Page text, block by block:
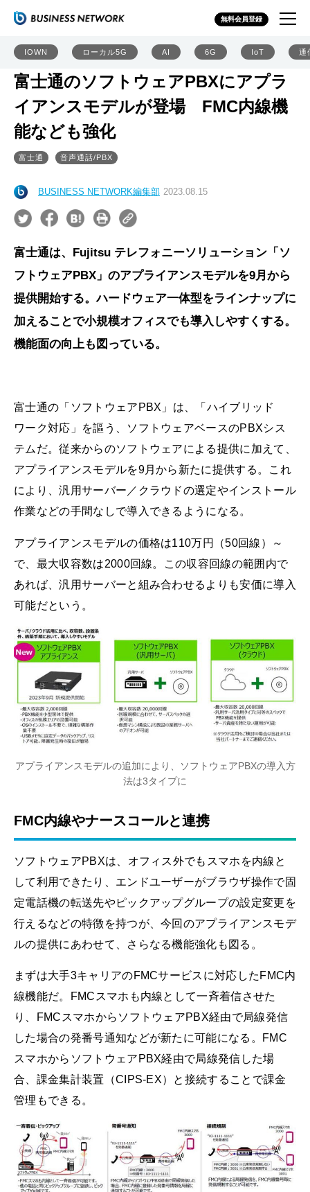
無料会員登録
IOWN ローカル5G AI 6G IoT 通
富士通のソフトウェアPBXにアプラ
イアンスモデルが登場 FMC内線機
能なども強化
富士通 音声通話/PBX
BUSINESS NETWORK編集部 2023.08.15
富士通は、Fujitsu テレフォニーソリューション「ソ
フトウェアPBX」のアプライアンスモデルを9月から
提供開始する。ハードウェア一体型をラインナップに
加えることで小規模オフィスでも導入しやすくする。
機能面の向上も図っている。
富士通の「ソフトウェアPBX」は、「ハイブリッド
ワーク対応」を謳う、ソフトウェアベースのPBXシス
テムだ。従来からのソフトウェアによる提供に加えて、
アプライアンスモデルを9月から新たに提供する。これ
により、汎用サーバー／クラウドの選定やインストール
作業などの手間なしで導入できるようになる。
アプライアンスモデルの価格は110万円（50回線）～
で、最大収容数は2000回線。この収容回線の範囲内で
あれば、汎用サーバーと組み合わせるよりも安価に導入
可能だという。
アプライアンスモデルの追加により、ソフトウェアPBXの導入方
法は3タイプに
FMC内線やナースコールと連携
ソフトウェアPBXは、オフィス外でもスマホを内線と
して利用できたり、エンドユーザーがブラウザ操作で固
定電話機の転送先やピックアップグループの設定変更を
行えるなどの特徴を持つが、今回のアプライアンスモデ
ルの提供にあわせて、さらなる機能強化も図る。
まずは大手3キャリアのFMCサービスに対応したFMC内
線機能だ。FMCスマホも内線として一斉着信させた
り、FMCスマホからソフトウェアPBX経由で局線発信
した場合の発番号通知などが新たに可能になる。FMC
スマホからソフトウェアPBX経由で局線発信した場
合、課金集計装置（CIPS-EX）と接続することで課金
管理もできる。